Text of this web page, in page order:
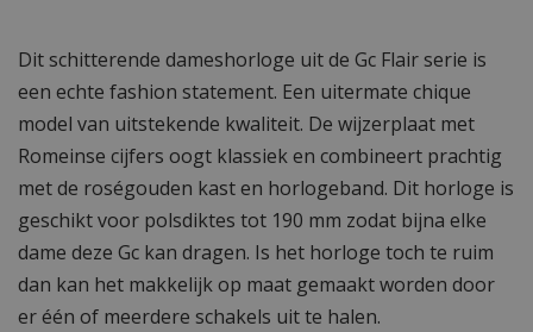
Dit schitterende dameshorloge uit de Gc Flair serie is
een echte fashion statement. Een uitermate chique
model van uitstekende kwaliteit. De wijzerplaat met
Romeinse cijfers oogt klassiek en combineert prachtig
met de roségouden kast en horlogeband. Dit horloge is
geschikt voor polsdiktes tot 190 mm zodat bijna elke
dame deze Gc kan dragen. Is het horloge toch te ruim
dan kan het makkelijk op maat gemaakt worden door
er één of meerdere schakels uit te halen.